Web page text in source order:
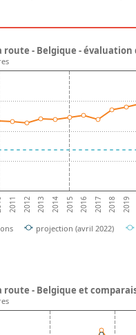
2011 2012 2013 2014 2015 2016 2017 2018 2019
projection (avril 2022)
- Belgique - évaluation
route - Belgique et